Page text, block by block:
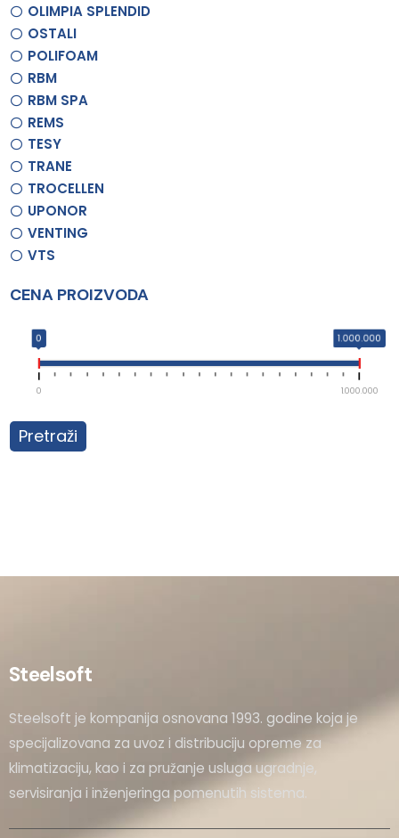
OLIMPIA SPLENDID
OSTALI
POLIFOAM
RBM
RBM SPA
REMS
TESY
TRANE
TROCELLEN
UPONOR
VENTING
VTS
CENA PROIZVODA
0 1.000.000
0 1.000.000
Pretraži
Steelsoft
Steelsoft je kompanija osnovana 1993. godine koja je
specijalizovana za uvoz i distribuciju opreme za
klimatizaciju, kao i za pružanje usluga ugradnje,
servisiranja i inženjeringa pomenutih sistema.